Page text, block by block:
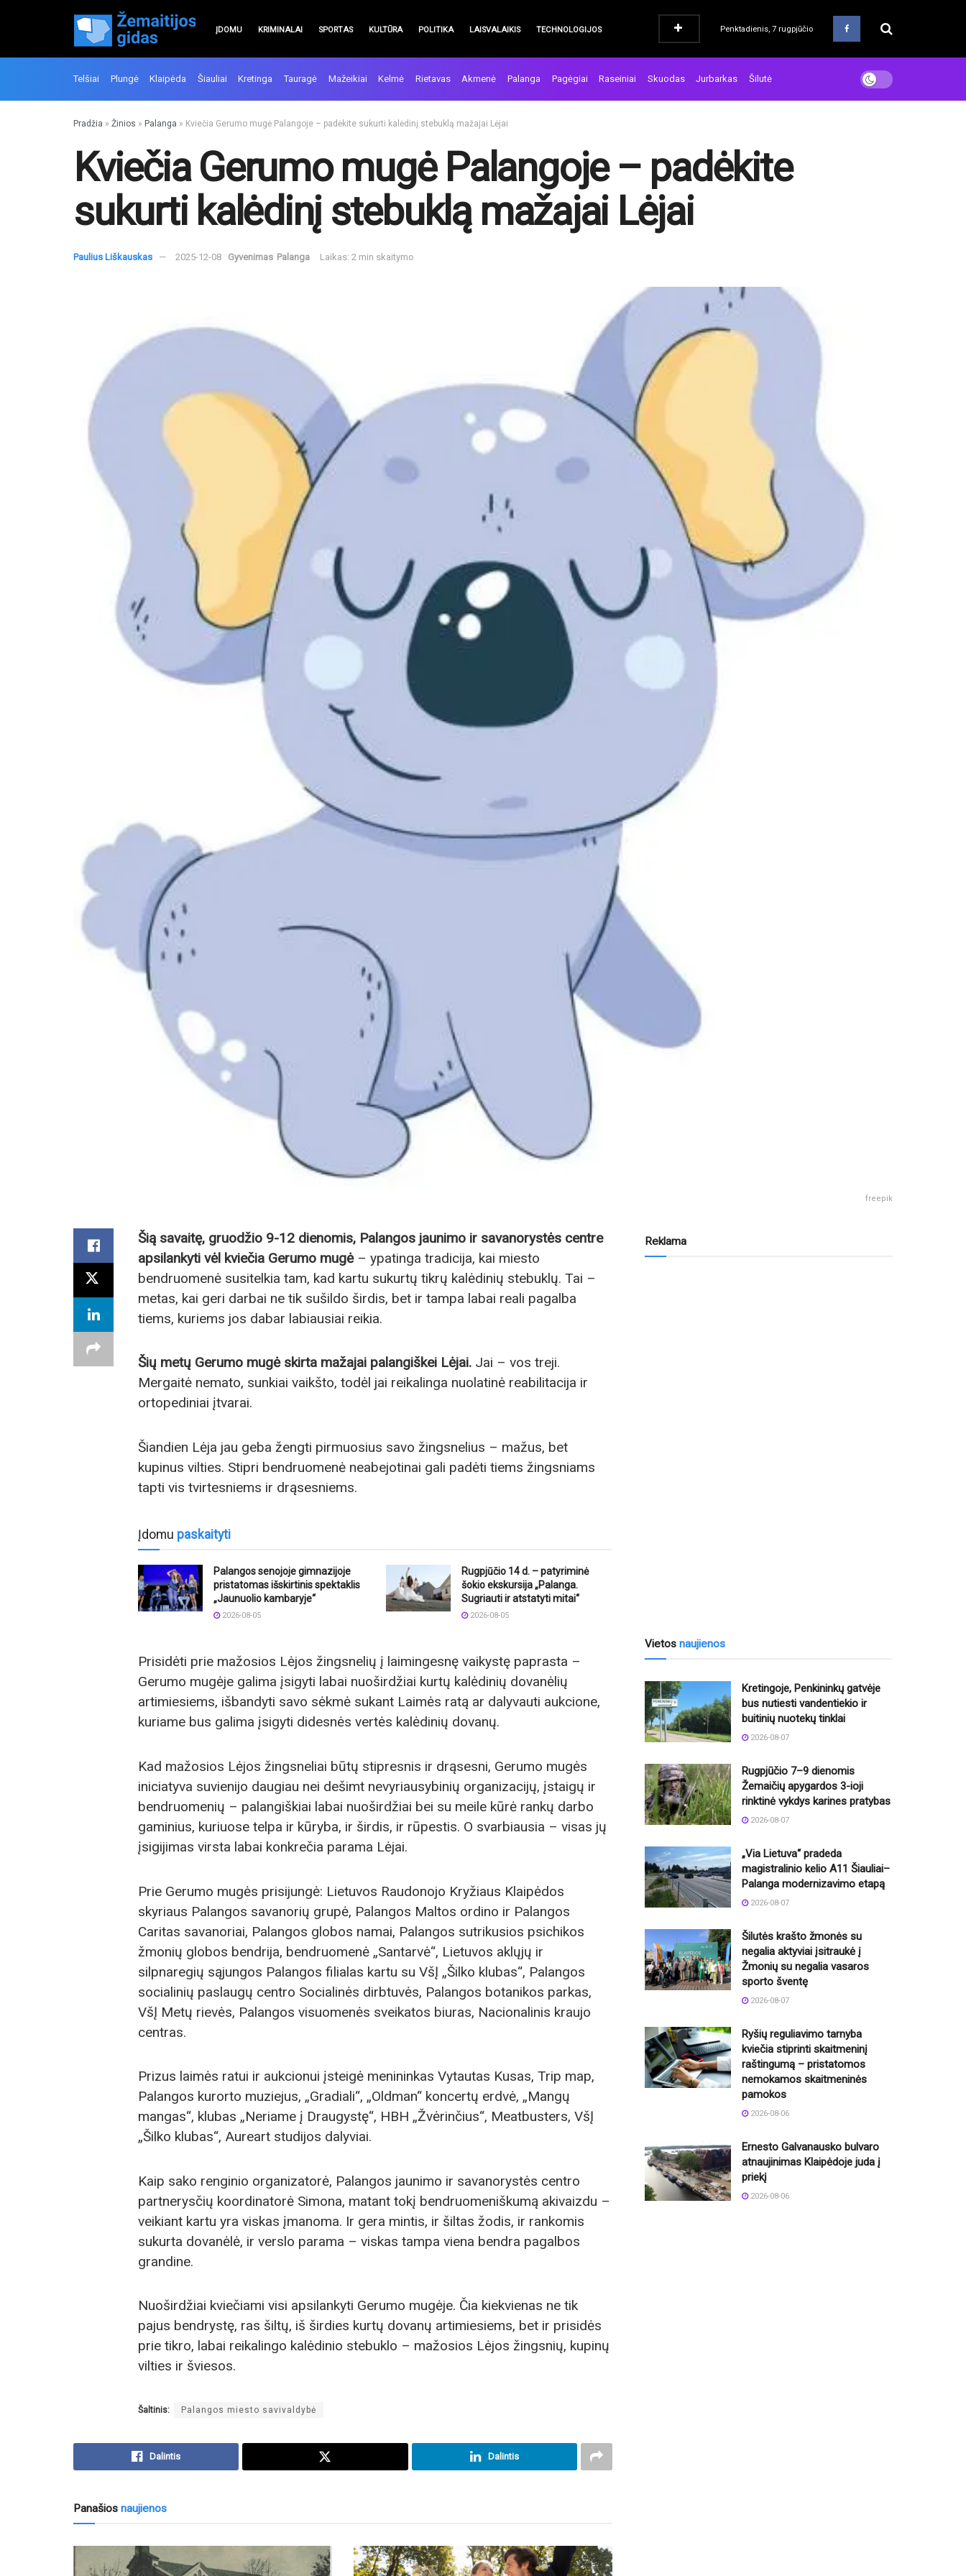
ĮDOMU KRIMINALAI SPORTAS KULTŪRA POLITIKA LAISVALAIKIS TECHNOLOGIJOS Penktadienis, 7 rugpjūčio
Telšiai Plungė Klaipėda Šiauliai Kretinga Tauragė Mažeikiai Kelmė Rietavas Akmenė Palanga Pagėgiai Raseiniai Skuodas Jurbarkas Šilutė
Pradžia » Žinios » Palanga » Kviečia Gerumo mugė Palangoje – padėkite sukurti kalėdinį stebuklą mažajai Lėjai
Kviečia Gerumo mugė Palangoje – padėkite
sukurti kalėdinį stebuklą mažajai Lėjai
Paulius Liškauskas 2025-12-08 Gyvenimas Palanga Laikas: 2 min skaitymo
freepik
Šią savaitę, gruodžio 9-12 dienomis, Palangos jaunimo ir savanorystės centre
apsilankyti vėl kviečia Gerumo mugė– ypatinga tradicija, kai miesto
bendruomenė susitelkia tam, kad kartu sukurtų tikrų kalėdinių stebuklų. Tai –
metas, kai geri darbai ne tik sušildo širdis, bet ir tampa labai reali pagalba
tiems, kuriems jos dabar labiausiai reikia.
Šių metų Gerumo mugė skirta mažajai palangiškei Lėjai. Jai – vos treji.
Mergaitė nemato, sunkiai vaikšto, todėl jai reikalinga nuolatinė reabilitacija ir
ortopediniai įtvarai.
Šiandien Lėja jau geba žengti pirmuosius savo žingsnelius – mažus, bet
kupinus vilties. Stipri bendruomenė neabejotinai gali padėti tiems žingsniams
tapti vis tvirtesniems ir drąsesniems.
Įdomu paskaityti
Palangos senojoje gimnazijoje
pristatomas išskirtinis spektaklis
„Jaunuolio kambaryje“
2026-08-05
Rugpjūčio 14 d. – patyriminė
šokio ekskursija „Palanga.
Sugriauti ir atstatyti mitai“
2026-08-05
Prisidėti prie mažosios Lėjos žingsnelių į laimingesnę vaikystę paprasta –
Gerumo mugėje galima įsigyti labai nuoširdžiai kurtų kalėdinių dovanėlių
artimiesiems, išbandyti savo sėkmė sukant Laimės ratą ar dalyvauti aukcione,
kuriame bus galima įsigyti didesnės vertės kalėdinių dovanų.
Kad mažosios Lėjos žingsneliai būtų stipresnis ir drąsesni, Gerumo mugės
iniciatyva suvienijo daugiau nei dešimt nevyriausybinių organizacijų, įstaigų ir
bendruomenių – palangiškiai labai nuoširdžiai bei su meile kūrė rankų darbo
gaminius, kuriuose telpa ir kūryba, ir širdis, ir rūpestis. O svarbiausia – visas jų
įsigijimas virsta labai konkrečia parama Lėjai.
Prie Gerumo mugės prisijungė: Lietuvos Raudonojo Kryžiaus Klaipėdos
skyriaus Palangos savanorių grupė, Palangos Maltos ordino ir Palangos
Caritas savanoriai, Palangos globos namai, Palangos sutrikusios psichikos
žmonių globos bendrija, bendruomenė „Santarvė“, Lietuvos aklųjų ir
silpnaregių sąjungos Palangos filialas kartu su VšĮ „Šilko klubas“, Palangos
socialinių paslaugų centro Socialinės dirbtuvės, Palangos botanikos parkas,
VšĮ Metų rievės, Palangos visuomenės sveikatos biuras, Nacionalinis kraujo
centras.
Prizus laimės ratui ir aukcionui įsteigė menininkas Vytautas Kusas, Trip map,
Palangos kurorto muziejus, „Gradiali“, „Oldman“ koncertų erdvė, „Mangų
mangas“, klubas „Neriame į Draugystę“, HBH „Žvėrinčius“, Meatbusters, VšĮ
„Šilko klubas“, Aureart studijos dalyviai.
Kaip sako renginio organizatorė, Palangos jaunimo ir savanorystės centro
partnerysčių koordinatorė Simona, matant tokį bendruomeniškumą akivaizdu –
veikiant kartu yra viskas įmanoma. Ir gera mintis, ir šiltas žodis, ir rankomis
sukurta dovanėlė, ir verslo parama – viskas tampa viena bendra pagalbos
grandine.
Nuoširdžiai kviečiami visi apsilankyti Gerumo mugėje. Čia kiekvienas ne tik
pajus bendrystę, ras šiltų, iš širdies kurtų dovanų artimiesiems, bet ir prisidės
prie tikro, labai reikalingo kalėdinio stebuklo – mažosios Lėjos žingsnių, kupinų
vilties ir šviesos.
Šaltinis: Palangos miesto savivaldybė
Dalintis Dalintis
Panašios naujienos
Reklama
Vietos naujienos
Kretingoje, Penkininkų gatvėje
bus nutiesti vandentiekio ir
buitinių nuotekų tinklai
2026-08-07
Rugpjūčio 7–9 dienomis
Žemaičių apygardos 3-ioji
rinktinė vykdys karines pratybas
2026-08-07
„Via Lietuva“ pradeda
magistralinio kelio A11 Šiauliai–
Palanga modernizavimo etapą
2026-08-07
Šilutės krašto žmonės su
negalia aktyviai įsitraukė į
Žmonių su negalia vasaros
sporto šventę
2026-08-07
Ryšių reguliavimo tarnyba
kviečia stiprinti skaitmeninį
raštingumą – pristatomos
nemokamos skaitmeninės
pamokos
2026-08-06
Ernesto Galvanausko bulvaro
atnaujinimas Klaipėdoje juda į
priekį
2026-08-06